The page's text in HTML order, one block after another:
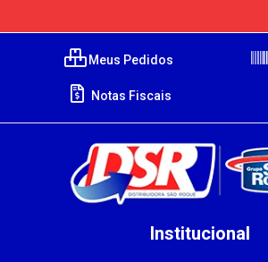
Meus Pedidos
Notas Fiscais
Institucional